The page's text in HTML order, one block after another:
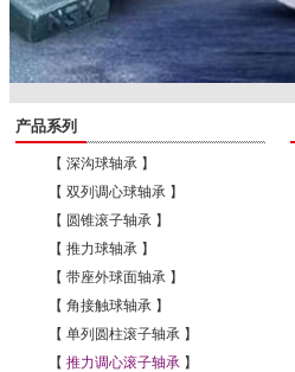
产品系列
【 深沟球轴承 】
【 双列调心球轴承 】
【 圆锥滚子轴承 】
【 推力球轴承 】
【 带座外球面轴承 】
【 角接触球轴承 】
【 单列圆柱滚子轴承 】
【 推力调心滚子轴承 】